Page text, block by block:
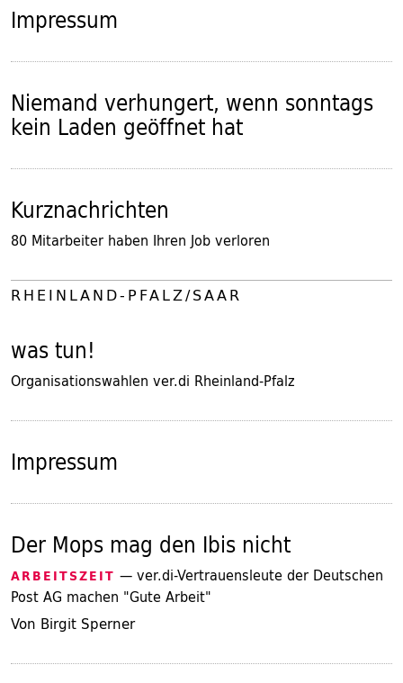
Impressum
Niemand verhungert, wenn sonntags
kein Laden geöffnet hat
Kurznachrichten
80 Mitarbeiter haben Ihren Job verloren
RHEINLAND-PFALZ/SAAR
was tun!
Organisationswahlen ver.di Rheinland-Pfalz
Impressum
Der Mops mag den Ibis nicht
ARBEITSZEIT — ver.di-Vertrauensleute der Deutschen
Post AG machen "Gute Arbeit"
Von Birgit Sperner